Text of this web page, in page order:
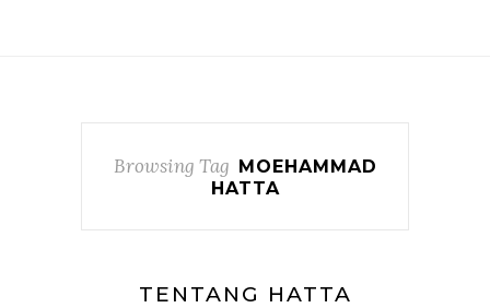
Browsing Tag MOEHAMMAD
HATTA
TENTANG HATTA